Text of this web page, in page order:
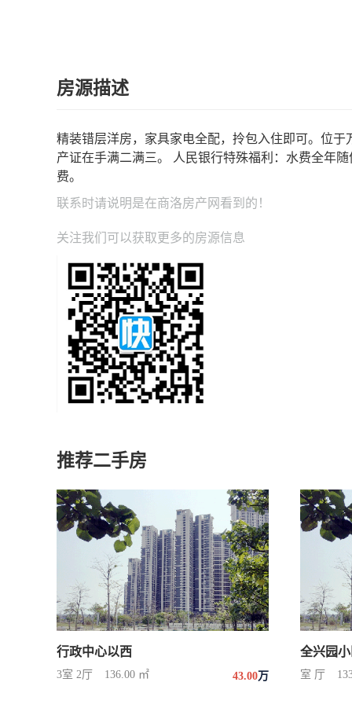
房源描述
精装错层洋房，家具家电全配，拎包入住即可。位
产证在手满二满三。 人民银行特殊福利：水费全年
费。
联系时请说明是在商洛房产网 看到的！
关注我们可以获取更多的房源信息
推荐二手房
行政中心以西
3室 2厅 136.00 ㎡ 43.00万
全兴园
室 厅